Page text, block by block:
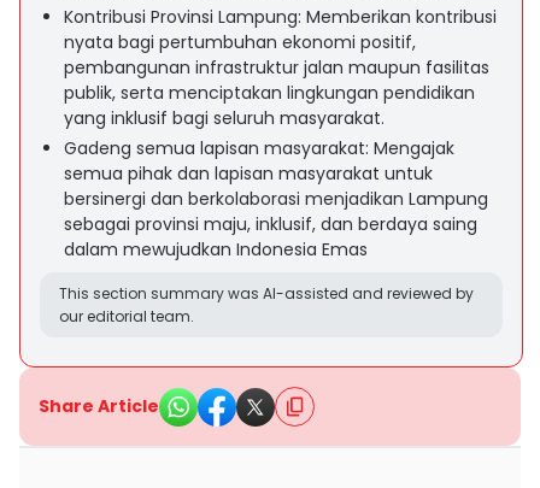
Kontribusi Provinsi Lampung: Memberikan kontribusi
nyata bagi pertumbuhan ekonomi positif,
pembangunan infrastruktur jalan maupun fasilitas
publik, serta menciptakan lingkungan pendidikan
yang inklusif bagi seluruh masyarakat.
Gadeng semua lapisan masyarakat: Mengajak
semua pihak dan lapisan masyarakat untuk
bersinergi dan berkolaborasi menjadikan Lampung
sebagai provinsi maju, inklusif, dan berdaya saing
dalam mewujudkan Indonesia Emas
This section summary was AI-assisted and reviewed by
our editorial team.
Share Article